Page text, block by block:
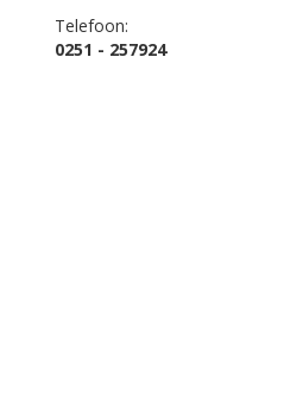
Telefoon:
0251 - 257924